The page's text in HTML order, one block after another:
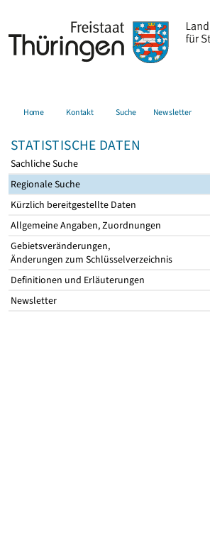
Home Kontakt Suche Newsletter
STATISTISCHE DATEN
Sachliche Suche
Regionale Suche
Kürzlich bereitgestellte Daten
Allgemeine Angaben, Zuordnungen
Gebietsveränderungen,
Änderungen zum Schlüsselverzeichnis
Definitionen und Erläuterungen
Newsletter